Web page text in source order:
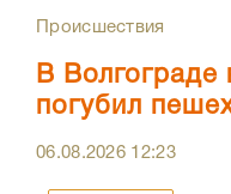
Происшествия
В Волгограде
погубил
06.08.2026 12:23